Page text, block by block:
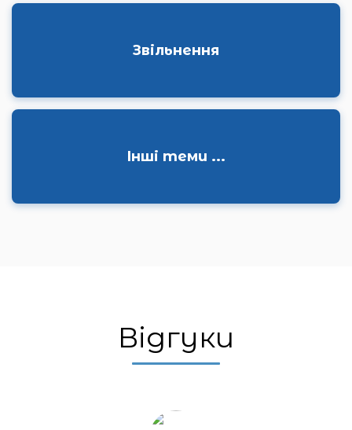
Звільнення
Інші теми ...
Відгуки